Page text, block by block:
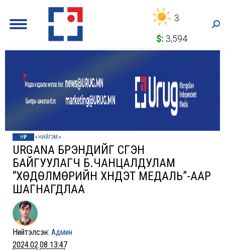
3
$: 3,594
НҮҮР » НИЙГЭМ »
URGANA БРЭНДИЙГ ҮҮСГЭН
БАЙГУУЛАГЧ Б.ЧАНЦАЛДУЛАМ
“ХӨДӨЛМӨРИЙН ХҮНДЭТ МЕДАЛЬ”-ААР
ШАГНАГДЛАА
Нийтэлсэн: Админ
2024.02.08 13:47